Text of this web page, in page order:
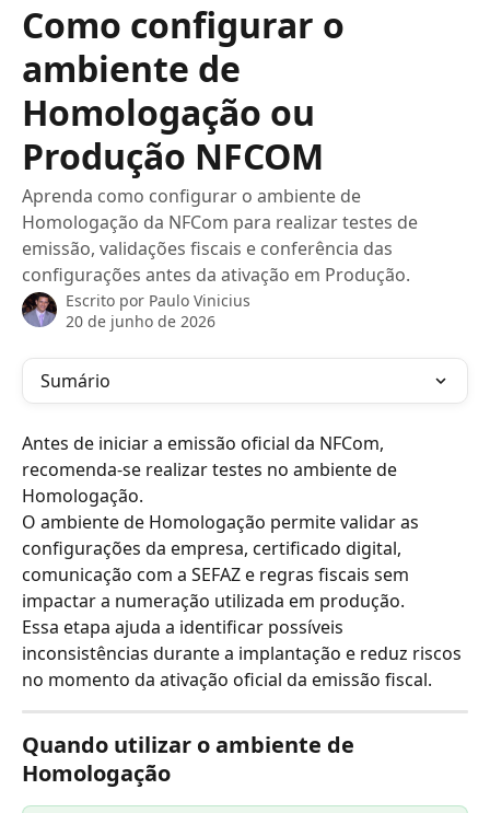
Como configurar o
ambiente de
Homologação ou
Produção NFCOM
Aprenda como configurar o ambiente de
Homologação da NFCom para realizar testes de
emissão, validações fiscais e conferência das
configurações antes da ativação em Produção.
Escrito por Paulo Vinicius
20 de junho de 2026
Sumário
Antes de iniciar a emissão oficial da NFCom,
recomenda-se realizar testes no ambiente de
Homologação.
O ambiente de Homologação permite validar as
configurações da empresa, certificado digital,
comunicação com a SEFAZ e regras fiscais sem
impactar a numeração utilizada em produção.
Essa etapa ajuda a identificar possíveis
inconsistências durante a implantação e reduz riscos
no momento da ativação oficial da emissão fiscal.
Quando utilizar o ambiente de
Homologação